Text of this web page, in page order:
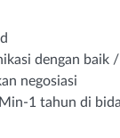
dengan baik
negosiasi
1 tahun di